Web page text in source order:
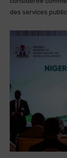
des services